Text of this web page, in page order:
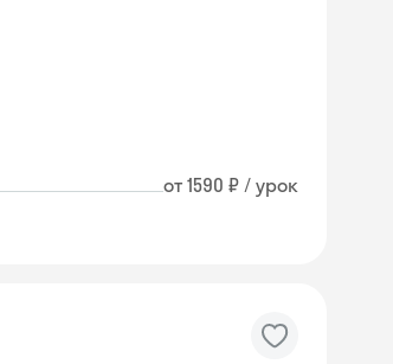
от 1590 ₽ / урок